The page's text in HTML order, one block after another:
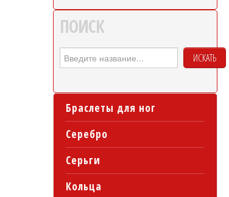
ПОИСК
ИСКАТЬ
Браслеты для ног
Серебро
Серьги
Кольца